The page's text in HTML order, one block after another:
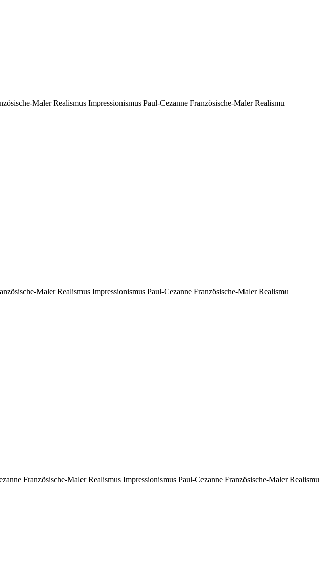
Maler Realismus Impressionismus Paul-Cezanne Französische-Maler Realismu
Maler Realismus Impressionismus Paul-Cezanne Französische-Maler Realismu
Französische-Maler Realismus Impressionismus Paul-Cezanne Französische-Maler Realismu